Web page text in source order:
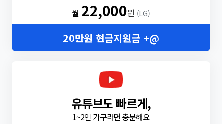
월 22,000원 (LG)
20만원 현금지원금 +@
유튜브도 빠르게,
1~2인 가구라면 충분해요